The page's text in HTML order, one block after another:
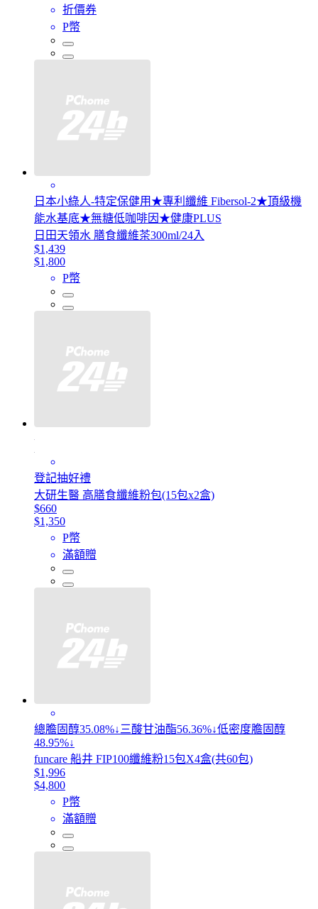
折價券
P幣
日本小綠人-特定保健用★專利纖維 Fibersol-2★頂級機
能水基底★無糖低咖啡因★健康PLUS
日田天領水 膳食纖維茶300ml/24入
$1,439
$1,800
P幣
登記抽好禮
大研生醫 高膳食纖維粉包(15包x2盒)
$660
$1,350
P幣
滿額贈
總膽固醇35.08%↓三酸甘油酯56.36%↓低密度膽固醇
48.95%↓
funcare 船井 FIP100纖維粉15包X4盒(共60包)
$1,996
$4,800
P幣
滿額贈